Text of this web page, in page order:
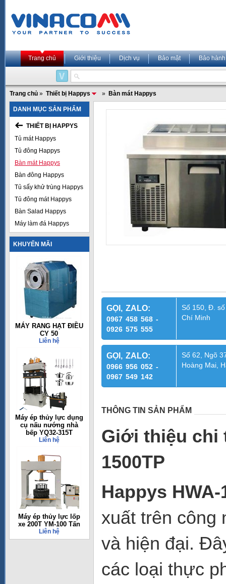
Trang chủ Giới thiệu Dịch vụ Bảo mật Bảo hành
Trang chủ » Thiết bị Happys » Bàn mát Happys
DANH MỤC SẢN PHẨM
THIẾT BỊ HAPPYS
Tủ mát Happys
Tủ đông Happys
Bàn mát Happys
Bàn đông Happys
Tủ sấy khử trùng Happys
Tủ đông mát Happys
Bàn Salad Happys
Máy làm đá Happys
KHUYẾN MÃI
MÁY RANG HẠT ĐIỀU
CY 50
Liên hệ
Máy ép thủy lực dụng
cụ nấu nướng nhà
bếp YQ32-315T
Liên hệ
Máy ép thủy lực lốp
xe 200T YM-100 Tấn
Liên hệ
GỌI, ZALO:
0967 458 568 -
0926 575 555
Số 150, Đ.
Chí Minh
GỌI, ZALO:
0966 956 052 -
0967 549 142
Số 62, Ngõ
Hoàng Mai,
THÔNG TIN SẢN PHẨM
Giới thiệu chi
1500TP
Happys HWA-
xuất trên công
và hiện đại.
các loại thực